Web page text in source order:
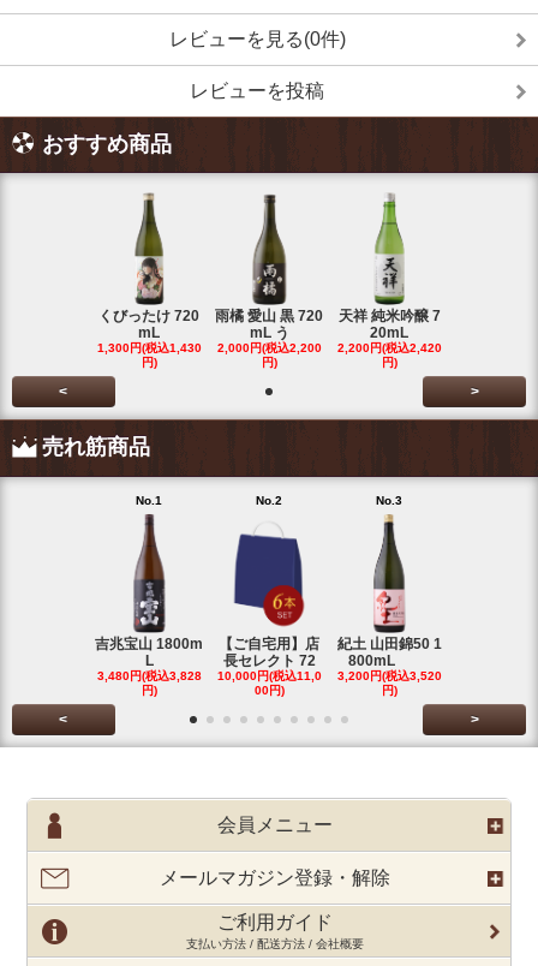
レビューを見る(0件)
レビューを投稿
おすすめ商品
くびったけ 720
mL
1,300円(税込1,430
円)
雨橘 愛山 黒 720
mL う
2,000円(税込2,200
円)
天祥 純米吟醸 7
20mL
2,200円(税込2,420
円)
< >
売れ筋商品
No.1
吉兆宝山 1800m
L
3,480円(税込3,828
円)
No.2
【ご自宅用】店
長セレクト 72
10,000円(税込11,0
00円)
No.3
紀土 山田錦50 1
800mL
3,200円(税込3,520
円)
< >
会員メニュー
メールマガジン登録・解除
ご利用ガイド
支払い方法 / 配送方法 / 会社概要